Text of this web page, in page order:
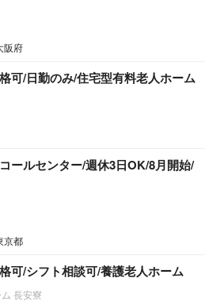
阪府
可/日勤のみ/住宅型有料老人ホーム
ールセンター/週休3日OK/8月開始/
京都
可/シフト相談可/養護老人ホーム
長安寮